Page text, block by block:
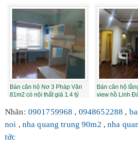
Bán căn hộ Nơ 3 Pháp Vân
81m2 có nội thất giá 1.4 tỷ
Bán căn hộ
view hồ Linh
Nhãn: 0901759968 , 0948652288 ,
noi , nha quang trung 90m2 ,nha
tức